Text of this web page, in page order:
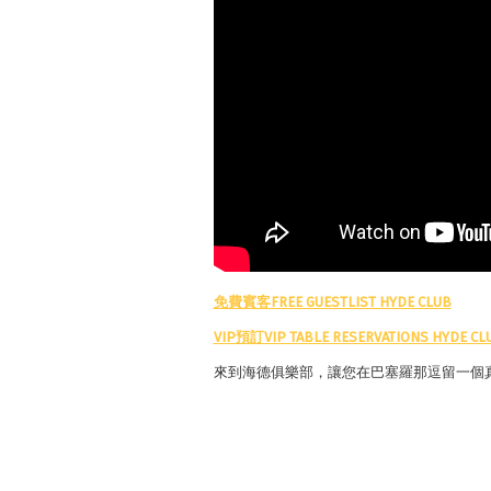
免費賓客FREE GUESTLIST HYDE CLUB
VIP預訂VIP TABLE RESERVATIONS HYDE
來到海德俱樂部，讓您在巴塞羅那逗留一個